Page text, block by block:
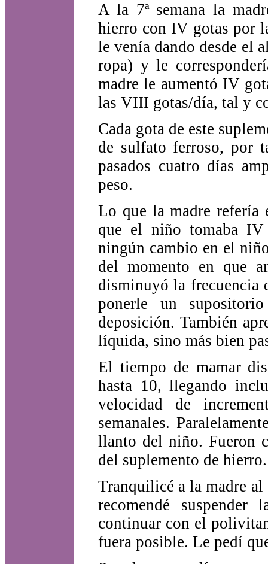
A la 7ª semana la
hierro con IV gotas por
le venía dando desde el
ropa) y le
madre le aumentó IV
las VIII gotas/día, tal y
Cada gota de este
de sulfato ferroso, por
pasados cuatro días
peso.
Lo que la madre refería
que el niño tomaba IV
ningún cambio en el
del momento en que
disminuyó la frecuencia
ponerle un
deposición. También
líquida, sino más bien
El tiempo de mamar
hasta 10, llegando
velocidad de
semanales.
llanto del niño. Fueron
del suplemento de hierro.
Tranquilicé a la madre
recomendé
continuar con el
fuera posible. Le pedí